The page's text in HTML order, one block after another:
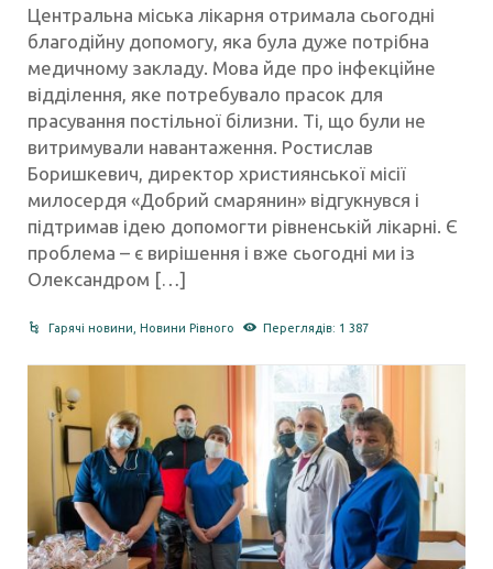
Центральна міська лікарня отримала сьогодні
благодійну допомогу, яка була дуже потрібна
медичному закладу. Мова йде про інфекційне
відділення, яке потребувало прасок для
прасування постільної білизни. Ті, що були не
витримували навантаження. Ростислав
Боришкевич, директор християнської місії
милосердя «Добрий смарянин» відгукнувся і
підтримав ідею допомогти рівненській лікарні. Є
проблема – є вирішення і вже сьогодні ми із
Олександром […]
Гарячі новини, Новини Рівного Переглядів: 1 387